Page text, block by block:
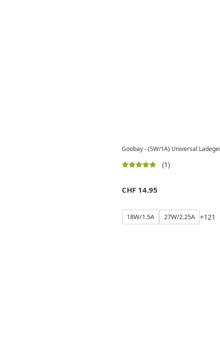
Goobay - (5W/1A) Universal
(1)
CHF 14.95
18W/1.5A 27W/2.25A +1 21